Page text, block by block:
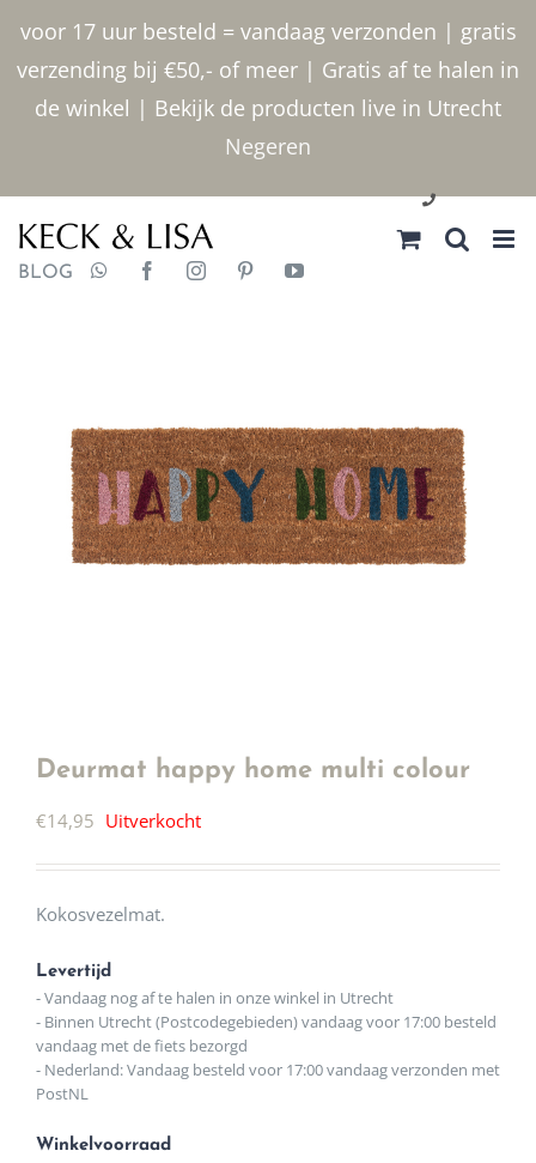
voor 17 uur besteld = vandaag verzonden | gratis
verzending bij €50,- of meer | Gratis af te halen in
de winkel | Bekijk de producten live in Utrecht
Negeren
inhoud
030 2400000
BLOG
Deurmat happy home multi colour
€14,95 Uitverkocht
Kokosvezelmat.
Levertijd
- Vandaag nog af te halen in onze winkel in Utrecht
- Binnen Utrecht (Postcodegebieden) vandaag voor 17:00 besteld
vandaag met de fiets bezorgd
- Nederland: Vandaag besteld voor 17:00 vandaag verzonden met
PostNL
Winkelvoorraad